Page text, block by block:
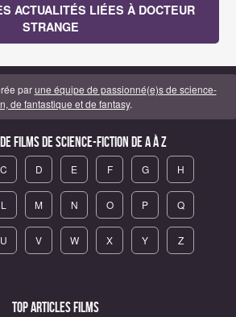
ACTUALITÉS LIÉES À DOCTEUR
STRANGE
parune équipe de passionné(e)s de science-
de fantastique et de fantasy.
Films de science-fiction de A à Z
C D E F G H
L M N O P Q
U V W X Y Z
Top articles Films